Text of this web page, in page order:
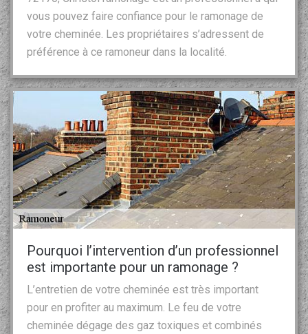
vous pouvez faire confiance pour le ramonage de
votre cheminée. Les propriétaires s’adressent de
préférence à ce ramoneur dans la localité.
Pourquoi l’intervention d’un professionnel
est importante pour un ramonage ?
L’entretien de votre cheminée est très important
pour en profiter au maximum. Le feu de votre
cheminée dégage des gaz toxiques et combinés